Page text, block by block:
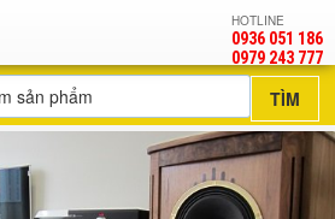
HOTLINE
0936 051 186
‎0979 243 777